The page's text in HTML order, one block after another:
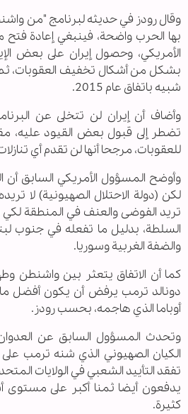
وقال رودز في حديثه لبرنامج "من
بها الحرب واضحة، فينبغي إعادة
الأمريكي، وحصول إيران على بعض
بشكل من أشكال تخفيف العقوبات،
شبيه باتفاق عام 2015.
وأضاف أن إيران لن تتخلى عن
تضطر إلى قبول بعض القيود عليه،
للعقوبات، مرجحا أنها لن تقدم أي
وأوضح المسؤول الأمريكي السابق أن
لكن (دولة الاحتلال الصهيونية) لا
تريد الفوضى والعنف في المنطقة
السلطة، بدليل ما تفعله في جنوب
والضفة الغربية وسوريا.
كما أن الاتفاق يتعثر بين واشنطن
دونالد ترمب يرفض أن يكون أفضل
أوباما الذي هاجمه، بحسب رودز.
وتحدث المسؤول السابق عن
الكيان الصهيوني الذي شنه ترمب
تفقد التأييد الشعبي في الولايات
يدفعون أيضا ثمنا أكبر على مستوى
كثيرة.